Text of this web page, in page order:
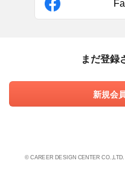
まだ登録
新規会
© CAREER DESIGN CENTER